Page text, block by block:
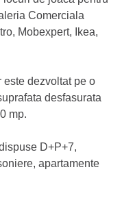
Comerciala
Mobexpert, Ikea,
dezvoltat pe o
desfasurata
mp.
D+P+7,
apartamente